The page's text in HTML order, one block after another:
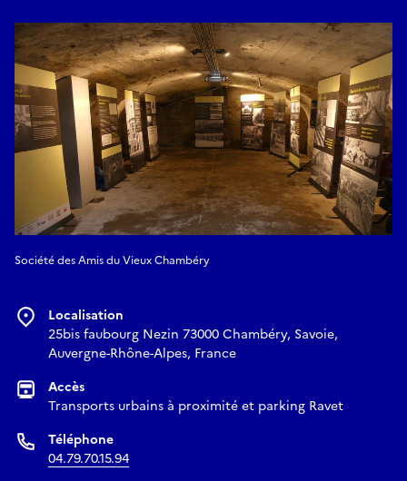
Société des Amis du Vieux Chambéry
Localisation
25bis faubourg Nezin 73000 Chambéry, Savoie,
Auvergne-Rhône-Alpes, France
Accès
Transports urbains à proximité et parking Ravet
Téléphone
04.79.70.15.94